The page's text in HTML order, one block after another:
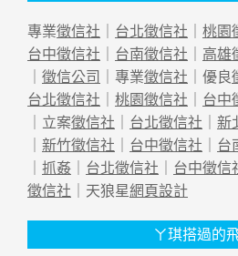
專業徵信社 台北徵信社 桃園
台中徵信社
台南徵信社 高雄
徵信公司 ｜專業徵信社 ｜優良
台北徵信社
桃園徵信社 台中
｜立案徵信社 台北徵信社 新
新竹徵信社 台中徵信社 台
抓姦 台北徵信社 台中徵信
徵信社 ｜天狼星網頁設計
ㄚ琪搭過的